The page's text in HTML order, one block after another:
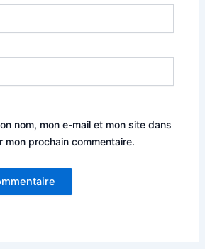
nom, mon e-mail et mon site dans
mon prochain commentaire.